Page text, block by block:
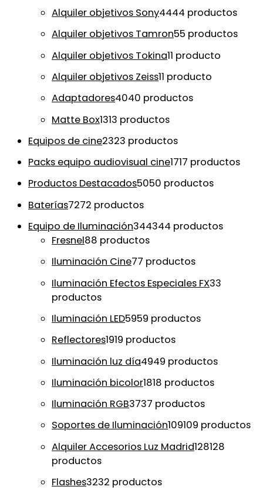
Alquiler objetivos Sony4444 productos
Alquiler objetivos Tamron55 productos
Alquiler objetivos Tokina11 producto
Alquiler objetivos Zeiss11 producto
Adaptadores4040 productos
Matte Box1313 productos
Equipos de cine2323 productos
Packs equipo audiovisual cine1717 productos
Productos Destacados5050 productos
Baterías7272 productos
Equipo de Iluminación344344 productos
Fresnel88 productos
Iluminación Cine77 productos
Iluminación Efectos Especiales FX33
productos
Iluminación LED5959 productos
Reflectores1919 productos
Iluminación luz día4949 productos
Iluminación bicolor1818 productos
Iluminación RGB3737 productos
Soportes de Iluminación109109 productos
Alquiler Accesorios Luz Madrid128128
productos
Flashes3232 productos